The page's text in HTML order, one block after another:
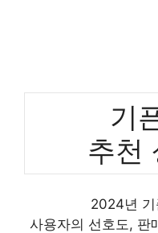
기
추천
2024년 기
사용자의 선호도, 판